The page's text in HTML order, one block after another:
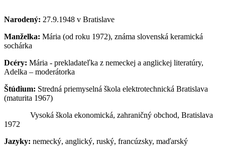
Narodený: 27.9.1948 v Bratislave
Manželka: Mária (od roku 1972), známa slovenská keramická
sochárka
Dcéry: Mária - prekladateľka z nemeckej a anglickej literatúry,
Adelka – moderátorka
Štúdium: Stredná priemyselná škola elektrotechnická Bratislava
(maturita 1967)
Vysoká škola ekonomická, zahraničný obchod, Bratislava
1972
Jazyky: nemecký, anglický, ruský, francúzsky, maďarský